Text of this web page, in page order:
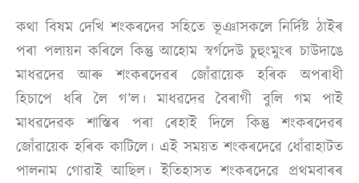
কথা বিষম দেখি শংকৰদেৱ সহিতে ভূঞাসকলে নিৰ্দিষ্ট ঠাইৰ
পৰা পলায়ন কৰিলে কিন্তু আহোম স্বৰ্গদেউ চুহুংমুংৰ চাউদাঙে
মাধৱদেৱ আৰু শংকৰদেৱৰ জোঁৱায়েক হৰিক অপৰাধী
হিচাপে ধৰি লৈ গ’ল। মাধৱদেৱ বৈৰাগী বুলি গম পাই
মাধৱদেৱক শাস্তিৰ পৰা ৰেহাই দিলে কিন্তু শংকৰদেৱৰ
জোঁৱায়েক হৰিক কাটিলে। এই সময়ত শংকৰদেৱে ধোঁৱাহাটত
পালনাম গোৱাই আছিল। ইতিহাসত শংকৰদেৱে প্ৰথমবাৰৰ